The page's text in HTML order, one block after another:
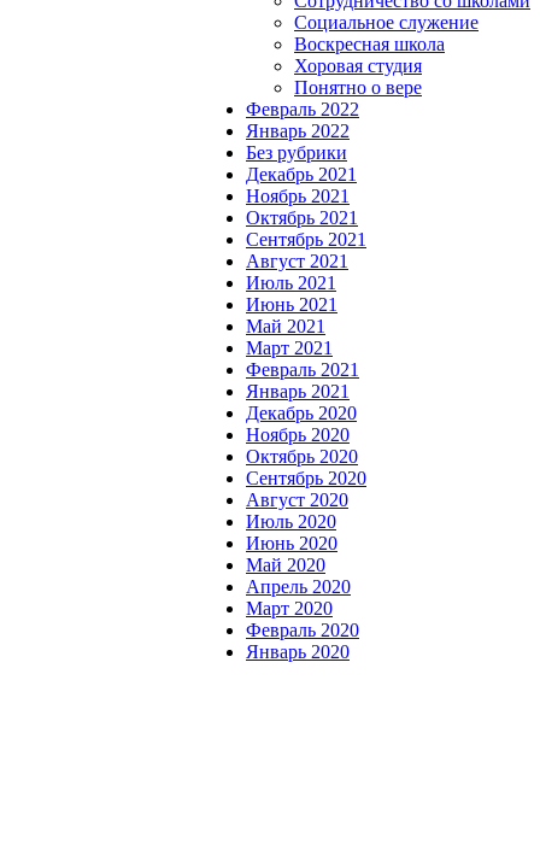
Социальное служение
Воскресная школа
Хоровая студия
Понятно о вере
Февраль 2022
Январь 2022
Без рубрики
Декабрь 2021
Ноябрь 2021
Октябрь 2021
Сентябрь 2021
Август 2021
Июль 2021
Июнь 2021
Май 2021
Март 2021
Февраль 2021
Январь 2021
Декабрь 2020
Ноябрь 2020
Октябрь 2020
Сентябрь 2020
Август 2020
Июль 2020
Июнь 2020
Май 2020
Апрель 2020
Март 2020
Февраль 2020
Январь 2020